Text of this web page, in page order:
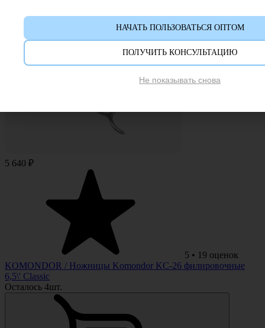
5 640 ₽
5 • 19 оценок
KOMONDOR / Ножницы Komondor KC-26 филировочные
6,5\' Classic
Осталось 4шт.
НАЧАТЬ ПОЛЬЗОВАТЬСЯ ОПТОМ
ПОЛУЧИТЬ КОНСУЛЬТАЦИЮ
Не показывать снова